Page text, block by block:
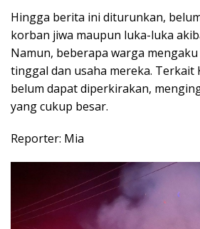
Hingga berita ini diturunkan,
korban jiwa maupun luka-luka
Namun, beberapa warga
tinggal dan usaha mereka. Terkait
belum dapat diperkirakan,
yang cukup besar.
Reporter: Mia